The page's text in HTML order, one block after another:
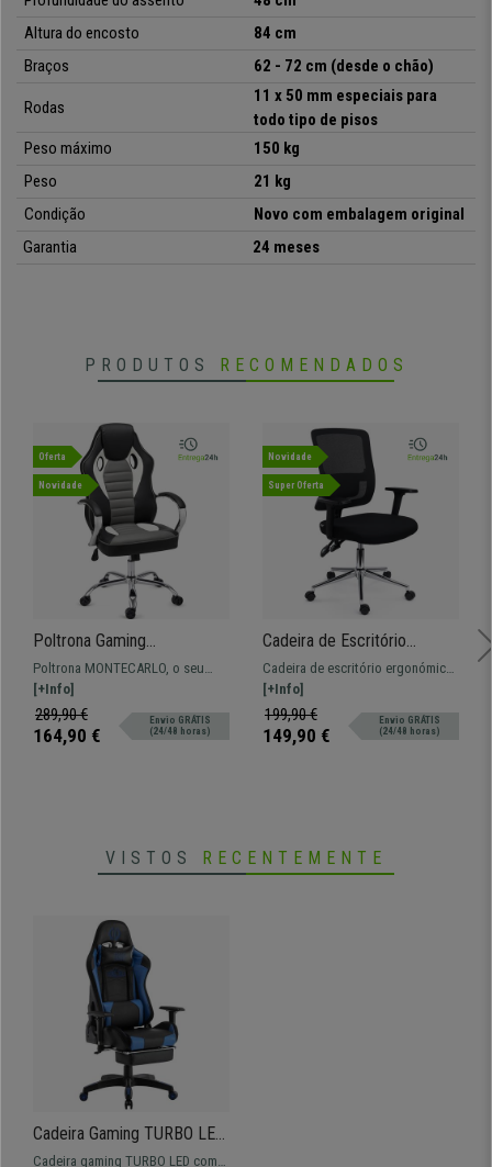
Altura do encosto
84 cm
Braços
62 - 72 cm (desde o chão)
Rodas
11 x 50 mm especiais para
todo tipo de pisos
Peso máximo
150 kg
Peso
21 kg
Condição
Novo com embalagem original
Garantia
24 meses
PRODUTOS RECOMENDADOS
Oferta
Novidade
Poltrona Gaming
MONTECARLO, Elevado
Conforto, Design
Desportivo, Em Pele, Preto
Poltrona MONTECARLO, o seu
design gaming torna-o exclusivo:
parece um assento de carro de
Fórmula 1.
[+Info]
289,90 €
164,90 €
Envio GRÁTIS
(24/48 horas)
Novidade
Super Oferta
Cadeira de Escritório
MISTIC, Elegante e
Ergonómica, em Malha
Respirável, Cor Preto
Cadeira de escritório ergonómica
com apoio lombar, apoios de
braços ajustáveis, assento
acolchoado e revestimento em
[+Info]
199,90 €
149,90 €
Envio GRÁTIS
(24/48 horas)
VISTOS RECENTEMENTE
Cadeira Gaming TURBO LED,
Apoia Pés, Reclinável,
Cadeira gaming TURBO LED com